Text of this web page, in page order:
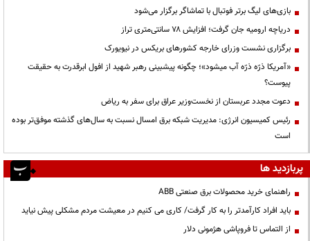
بازی‌های لیگ برتر فوتبال با تماشاگر برگزار می‌شود
دریاچه ارومیه جان گرفت؛ افزایش ۷۸ سانتی‌متری تراز
برگزاری نشست وزرای خارجه کشورهای بریکس در نیویورک
«آمریکا ذرّه ذرّه آب میشود»؛ چگونه پیشبینی رهبر شهید از افول ابرقدرت به حقیقت
پیوست؟
دعوت مجدد عربستان از نخست‌وزیر عراق برای سفر به ریاض
رئیس کمیسیون انرژی: مدیریت شبکه برق امسال نسبت به سال‌های گذشته موفق‌تر بوده
است
پربازدید ها
راهنمای خرید محصولات برق صنعتی ABB
باید افراد کارآمدتر را به کار گرفت/ کاری می کنیم در معیشت مردم مشکلی پیش نیاید
از التماس تا فروپاشی هژمونی دلار